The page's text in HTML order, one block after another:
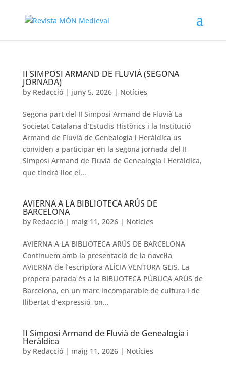
II SIMPOSI ARMAND DE FLUVIÀ (SEGONA
JORNADA)
by Redacció| juny 5, 2026| Notícies
Segona part del II Simposi Armand de Fluvià La
Societat Catalana d’Estudis Històrics i la Institució
Armand de Fluvià de Genealogia i Heràldica us
conviden a participar en la segona jornada del II
Simposi Armand de Fluvià de Genealogia i Heràldica,
que tindrà lloc el...
AVIERNA A LA BIBLIOTECA ARÚS DE
BARCELONA
by Redacció| maig 11, 2026| Notícies
AVIERNA A LA BIBLIOTECA ARÚS DE BARCELONA
Continuem amb la presentació de la novel·la
AVIERNA de l’escriptora ALÍCIA VENTURA GEIS. La
propera parada és a la BIBLIOTECA PÚBLICA ARÚS de
Barcelona, en un marc incomparable de cultura i de
llibertat d’expressió, on...
II Simposi Armand de Fluvià de Genealogia i
Heràldica
by Redacció| maig 11, 2026| Notícies